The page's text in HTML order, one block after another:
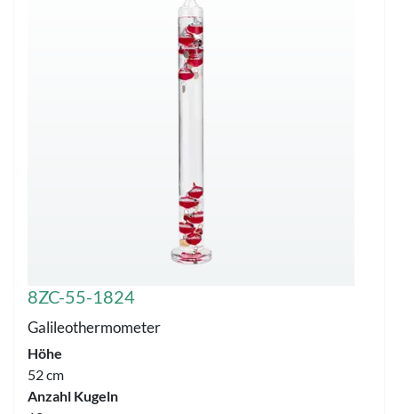
8ZC-55-1824
Galileothermometer
Höhe
52 cm
Anzahl Kugeln